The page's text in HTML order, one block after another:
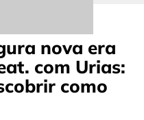
nova era
com Urias:
como